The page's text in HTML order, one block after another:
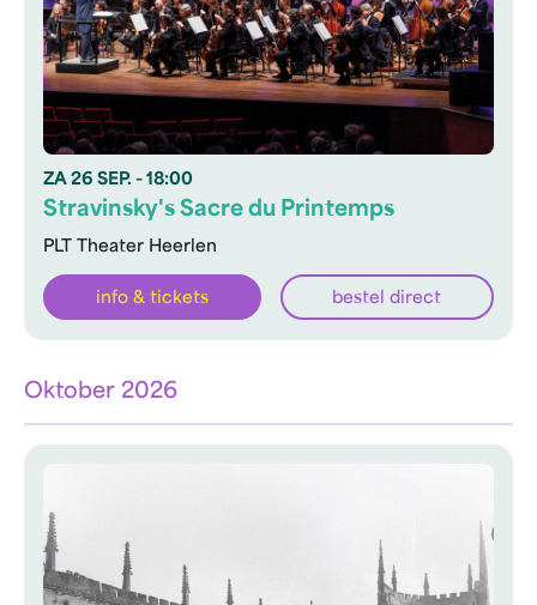
ZA 26 SEP. - 18:00
PLT Theater Heerlen
Stravinsky's Sacre du Printemps
info & tickets bestel direct
Oktober 2026